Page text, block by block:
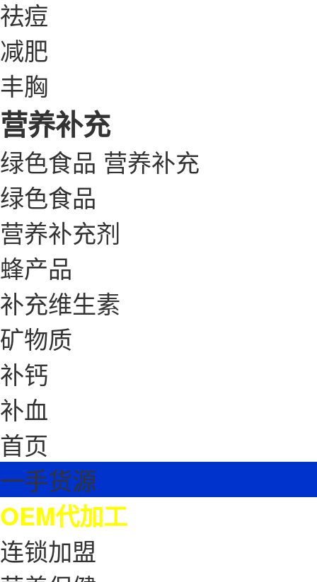
祛痘
减肥
丰胸
营养补充
绿色食品 营养补充
绿色食品
营养补充剂
蜂产品
补充维生素
矿物质
补钙
补血
首页
一手货源
OEM代加工
连锁加盟